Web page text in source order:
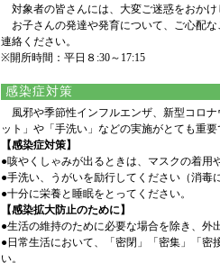
対象者の皆さんには、大変ご迷惑をおか
お子さんの発達や発育について、ご心配
連絡ください。
※開所時間：平日８:30～17:15
感染症対策
風邪や季節性インフルエンザ、新型コロ
ット」や「手洗い」などの実施がとても重
【感染症対策】
●咳やくしゃみが出るときは、マスクの着
●手洗い、うがいを励行してください（消毒
●十分に栄養と睡眠をとってください。
【感染拡大防止のために】
●生活の維持のために必要な場合を除き、外
●日常生活において、「密閉」「密集」「
い。